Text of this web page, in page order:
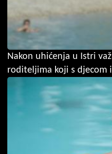
Nakon uhićenja u Istri
roditeljima koji s djecom